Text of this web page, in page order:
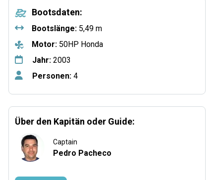
Bootsdaten:
Bootslänge: 5,49 m
Motor: 50HP Honda
Jahr: 2003
Personen: 4
Über den Kapitän oder Guide:
Captain
Pedro Pacheco